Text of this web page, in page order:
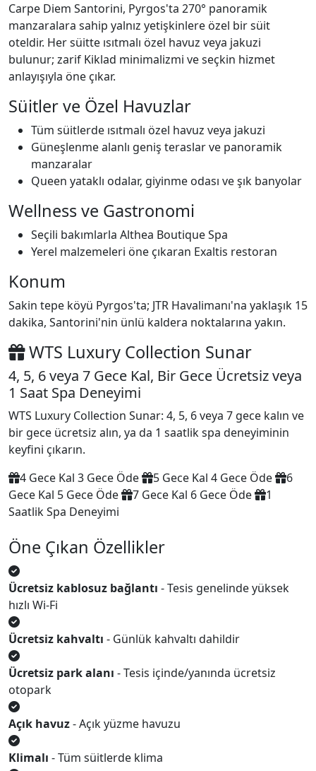
Carpe Diem Santorini, Pyrgos'ta 270° panoramik
manzaralara sahip yalnız yetişkinlere özel bir süit
oteldir. Her süitte ısıtmalı özel havuz veya jakuzi
bulunur; zarif Kiklad minimalizmi ve seçkin hizmet
anlayışıyla öne çıkar.
Süitler ve Özel Havuzlar
Tüm süitlerde ısıtmalı özel havuz veya jakuzi
Güneşlenme alanlı geniş teraslar ve panoramik
manzaralar
Queen yataklı odalar, giyinme odası ve şık banyolar
Wellness ve Gastronomi
Seçili bakımlarla Althea Boutique Spa
Yerel malzemeleri öne çıkaran Exaltis restoran
Konum
Sakin tepe köyü Pyrgos'ta; JTR Havalimanı'na yaklaşık 15
dakika, Santorini'nin ünlü kaldera noktalarına yakın.
WTS Luxury Collection Sunar
4, 5, 6 veya 7 Gece Kal, Bir Gece Ücretsiz veya
1 Saat Spa Deneyimi
WTS Luxury Collection Sunar: 4, 5, 6 veya 7 gece kalın ve
bir gece ücretsiz alın, ya da 1 saatlik spa deneyiminin
keyfini çıkarın.
4 Gece Kal 3 Gece Öde
5 Gece Kal 4 Gece Öde
6
Gece Kal 5 Gece Öde
7 Gece Kal 6 Gece Öde
1
Saatlik Spa Deneyimi
Öne Çıkan Özellikler
Ücretsiz kablosuz bağlantı - Tesis genelinde yüksek
hızlı Wi‑Fi
Ücretsiz kahvaltı - Günlük kahvaltı dahildir
Ücretsiz park alanı - Tesis içinde/yanında ücretsiz
otopark
Açık havuz- Açık yüzme havuzu
Klimalı - Tüm süitlerde klima